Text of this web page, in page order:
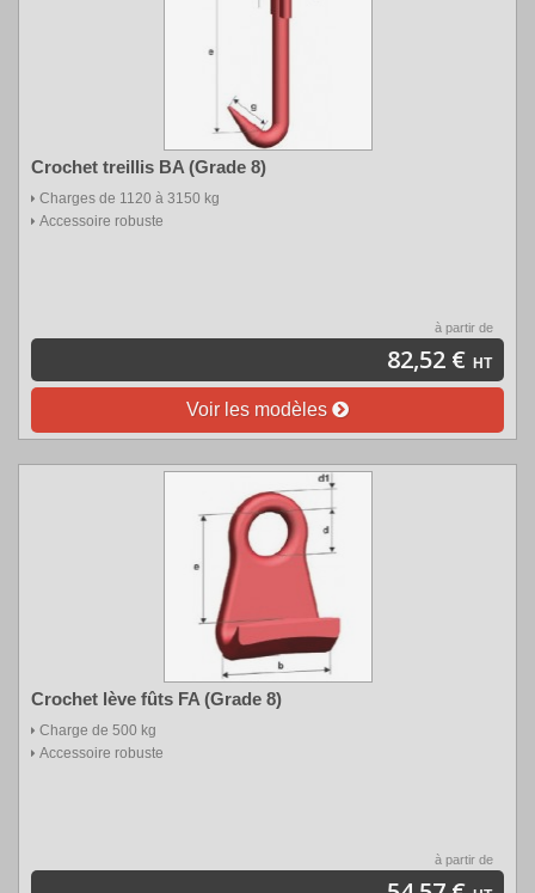
Crochet treillis BA (Grade 8)
Charges de 1120 à 3150 kg
Accessoire robuste
à partir de
82,52 € HT
Voir les modèles
Crochet lève fûts FA (Grade 8)
Charge de 500 kg
Accessoire robuste
à partir de